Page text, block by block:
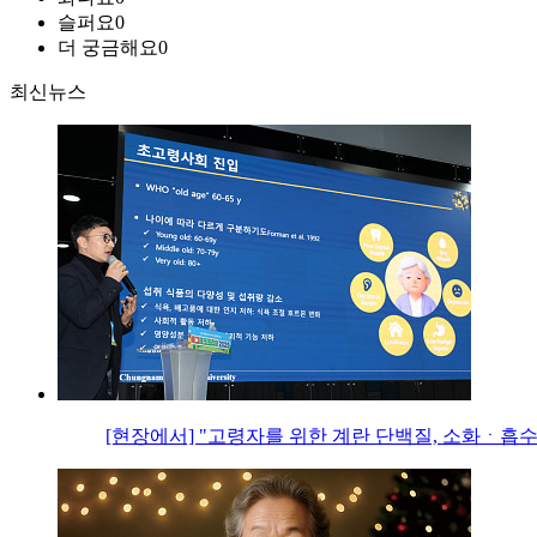
슬퍼요0
더 궁금해요0
최신뉴스
[현장에서] "고령자를 위한 계란 단백질, 소화ㆍ흡